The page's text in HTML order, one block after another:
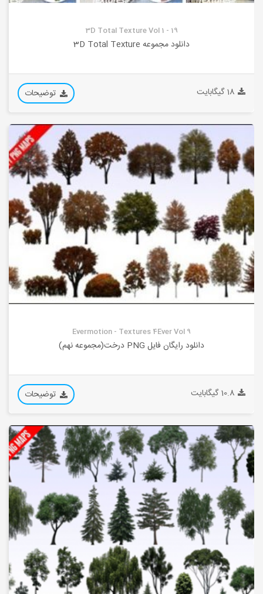
3D Total Texture Vol 1 - 19
دانلود مجموعه 3D Total Texture
18 گیگابایت توضیحات
Evermotion - Textures 4Ever Vol 9
دانلود رایگان فایل PNG درخت(مجموعه نهم)
10.8 گیگابایت توضیحات